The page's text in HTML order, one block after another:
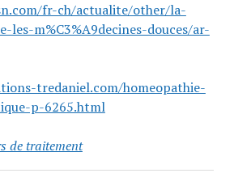
fr-ch/actualite/other/la-
les-m%C3%A9decines-douces/ar-
tredaniel.com/homeopathie-
p-6265.html
de traitement